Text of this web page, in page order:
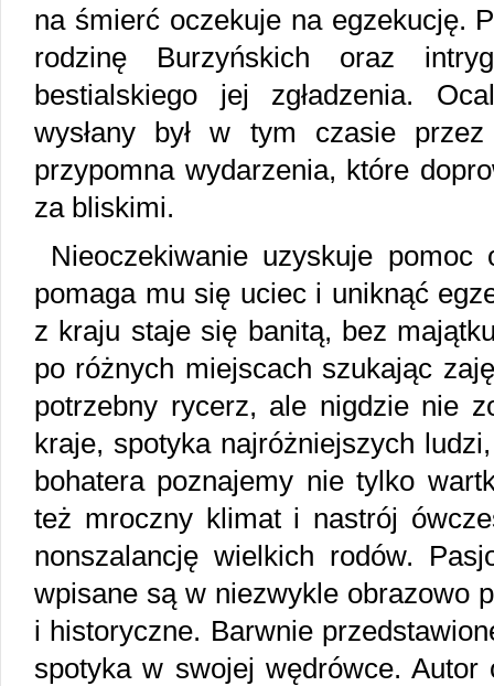
na śmierć oczekuje na egzekucję.
rodzinę Burzyńskich oraz
bestialskiego jej zgładzenia.
wysłany był w tym czasie
przypomna wydarzenia, które
za bliskimi.
Nieoczekiwanie uzyskuje
pomaga mu się uciec i uniknąć
z kraju staje się banitą, bez
po różnych miejscach szukając
potrzebny rycerz, ale nigdzie nie
kraje, spotyka najróżniejszych
bohatera poznajemy nie tylko
też mroczny klimat i nastrój
nonszalancję wielkich rodów.
wpisane są w niezwykle obrazowo
i historyczne. Barwnie
spotyka w swojej wędrówce. Autor